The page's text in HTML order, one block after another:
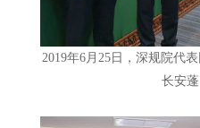
2019年6月25日，深规院代
长安